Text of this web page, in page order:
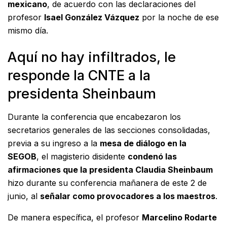
mexicano, de acuerdo con las declaraciones del
profesor Isael González Vázquez por la noche de ese
mismo día.
Aquí no hay infiltrados, le
responde la CNTE a la
presidenta Sheinbaum
Durante la conferencia que encabezaron los
secretarios generales de las secciones consolidadas,
previa a su ingreso a la mesa de diálogo en la
SEGOB, el magisterio disidente condenó las
afirmaciones que la presidenta Claudia Sheinbaum
hizo durante su conferencia mañanera de este 2 de
junio, al señalar como provocadores a los maestros.
De manera específica, el profesor Marcelino Rodarte